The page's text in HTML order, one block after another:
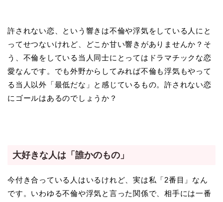
許されない恋、という響きは不倫や浮気をしている人にと
ってせつないけれど、どこか甘い響きがありませんか？そ
う、不倫をしている当人同士にとってはドラマチックな恋
愛なんです。でも外野からしてみれば不倫も浮気もやって
る当人以外「最低だな」と感じているもの。許されない恋
にゴールはあるのでしょうか？
大好きな人は「誰かのもの」
今付き合っている人はいるけれど、実は私「2番目」なん
です。いわゆる不倫や浮気と言った関係で、相手には一番